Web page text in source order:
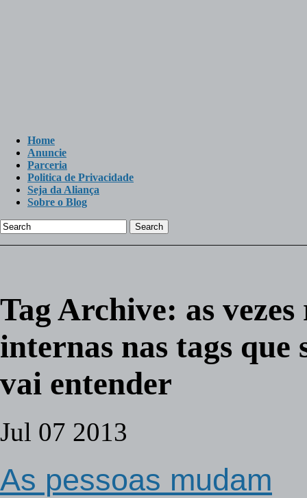
Home
Anuncie
Parceria
Politica de Privacidade
Seja da Aliança
Sobre o Blog
Search
Tag Archive: as
internas nas tags que
vai entender
Jul 07 2013
As pessoas mudam